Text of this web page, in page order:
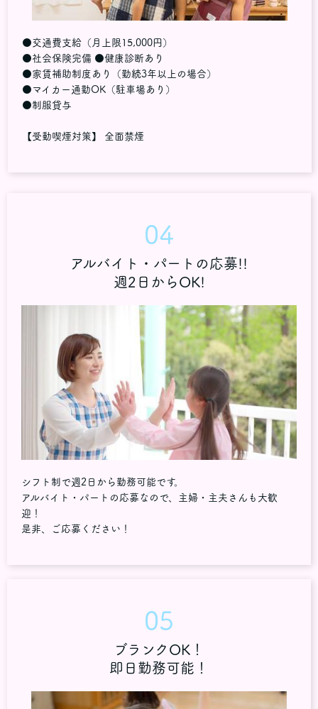
●交通費支給（月上限15,000円）
●社会保険完備 ●健康診断あり
●家賃補助制度あり（勤続3年以上の場合）
●マイカー通勤OK（駐車場あり）
●制服貸与
【受動喫煙対策】 全面禁煙
04
アルバイト・パートの応募!!
週2日からOK!
シフト制で週2日から勤務可能です。
アルバイト・パートの応募なので、主婦・主夫さんも大歓
迎！
是非、ご応募ください！
05
ブランクOK！
即日勤務可能！